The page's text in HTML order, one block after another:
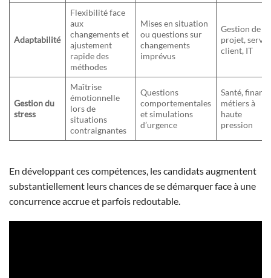
Adaptabilité
Flexibilité face
aux
changements et
ajustement
rapide des
méthodes
Mises en situation
ou questions sur
changements
imprévus
Gestion de
projet,
client, IT
Gestion du
stress
Maîtrise
émotionnelle
lors de
situations
contraignantes
Questions
comportementales
et simulations
d’urgence
Santé,
métiers à
haute
pression
En développant ces compétences, les candidats augmentent
substantiellement leurs chances de se démarquer face à une
concurrence accrue et parfois redoutable.